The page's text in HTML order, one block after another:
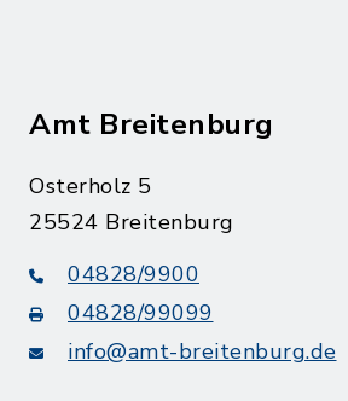
Amt Breitenburg
Osterholz 5
25524 Breitenburg
04828/9900
04828/99099
info@amt-breitenburg.de